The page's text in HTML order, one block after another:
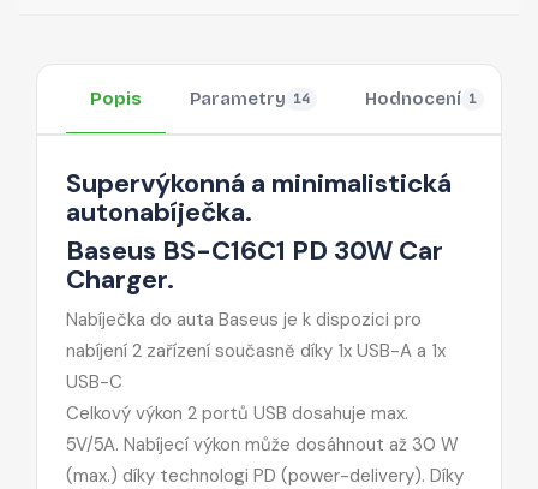
Popis Parametry 14 Hodnocení 1
Supervýkonná a minimalistická
autonabíječka.
Baseus BS-C16C1 PD 30W Car
Charger.
Nabíječka do auta Baseus je k dispozici pro
nabíjení 2 zařízení současně díky 1x USB-A a 1x
USB-C
Celkový výkon 2 portů USB dosahuje max.
5V/5A. Nabíjecí výkon může dosáhnout až 30 W
(max.) díky technologi PD (power-delivery). Díky